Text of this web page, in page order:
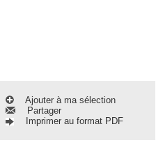
Ajouter à ma sélection
Partager
Imprimer au format PDF